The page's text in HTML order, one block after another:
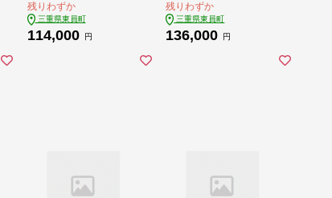
除く)》株式会社トー
ヨータイヤジャパン
三重県 東員町 自動車
残りわずか
三重県東員町
114,000 円
除く)》株式会社トー
ヨータイヤジャパン
三重県 東員町 自動車
残りわずか
三重県東員町
136,000 円